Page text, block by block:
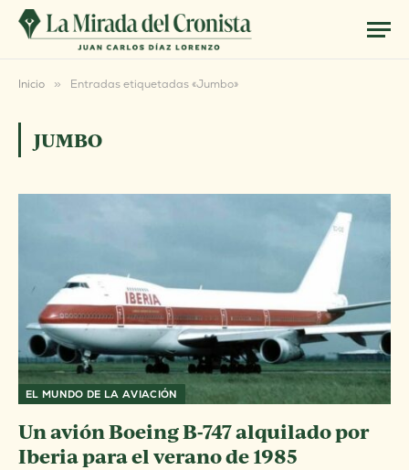
Inicio » Entradas etiquetadas «Jumbo»
JUMBO
EL MUNDO DE LA AVIACIÓN
Un avión Boeing B-747 alquilado por
Iberia para el verano de 1985